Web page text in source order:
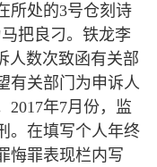
所处的3号仓刻诗
把良刁。铁龙李
人数次致函有关部
有关部门为申诉人
2017年7月份，监
。在填写个人年终
悔罪表现栏内写